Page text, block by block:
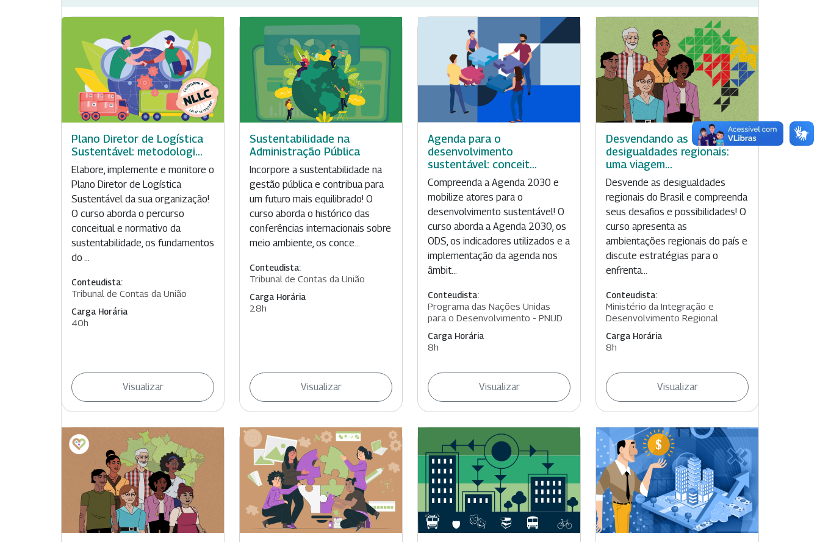
Plano Diretor de Logística
Sustentável: metodologi...
Elabore, implemente e monitore o
Plano Diretor de Logística
Sustentável da sua organização!
O curso aborda o percurso
conceitual e normativo da
sustentabilidade, os fundamentos
do ...
Conteudista:
Tribunal de Contas da União
Carga Horária
40h
Visualizar
Sustentabilidade na
Administração Pública
Incorpore a sustentabilidade na
gestão pública e contribua para
um futuro mais equilibrado! O
curso aborda o histórico das
conferências internacionais sobre
meio ambiente, os conce...
Conteudista:
Tribunal de Contas da União
Carga Horária
28h
Visualizar
Agenda para o
desenvolvimento
sustentável: conceit...
Compreenda a Agenda 2030 e
mobilize atores para o
desenvolvimento sustentável! O
curso aborda a Agenda 2030, os
ODS, os indicadores utilizados e a
implementação da agenda nos
âmbit...
Conteudista:
Programa das Nações Unidas
para o Desenvolvimento - PNUD
Carga Horária
8h
Visualizar
Desvendando as
desigualdades regionais:
uma viagem...
Desvende as desigualdades
regionais do Brasil e compreenda
seus desafios e possibilidades! O
curso apresenta as
ambientações regionais do país e
discute estratégias para o
enfrenta...
Conteudista:
Ministério da Integração e
Desenvolvimento Regional
Carga Horária
8h
Visualizar